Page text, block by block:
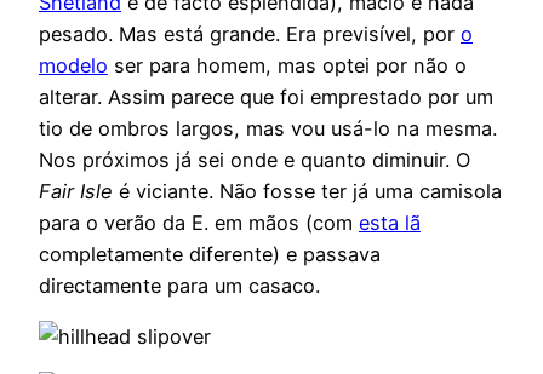
pesado. Mas está grande. Era previsível, por o
modelo ser para homem, mas optei por não o
alterar. Assim parece que foi emprestado por um
tio de ombros largos, mas vou usá-lo na mesma.
Nos próximos já sei onde e quanto diminuir. O
Fair Isle é viciante. Não fosse ter já uma camisola
para o verão da E. em mãos (com esta lã
completamente diferente) e passava
directamente para um casaco.